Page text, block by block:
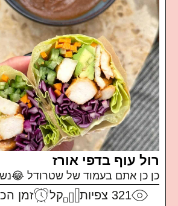
רול עוף בדפי אורז
כן כן אתם בעמוד של שטרודל
321 צפיות קל
זמן הכנה: